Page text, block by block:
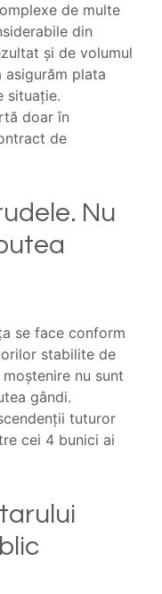
de multe
din
și de volumul
asigurăm plata
situație.
doar în
de
Nu
se face conform
stabilite de
nu sunt
gândi.
tuturor
cei 4 bunici ai